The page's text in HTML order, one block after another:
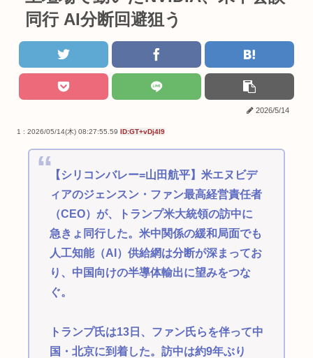
同行 AI分断回避狙う
2026/5/14
1 : 2026/05/14(木) 08:27:55.59 ID:GT+vDj4I9
【シリコンバレー=山田航平】米エヌビデ
ィアのジェンスン・ファン最高経営責任者
（CEO）が、トランプ米大統領の訪中に
急きょ同行した。米中関係の緩和局面でも
人工知能（AI）供給網は分断が深まってお
り、中国向けの半導体輸出に望みをつな
ぐ。
トランプ氏は13日、ファン氏らを伴って中
国・北京に到着した。訪中は約9年ぶり